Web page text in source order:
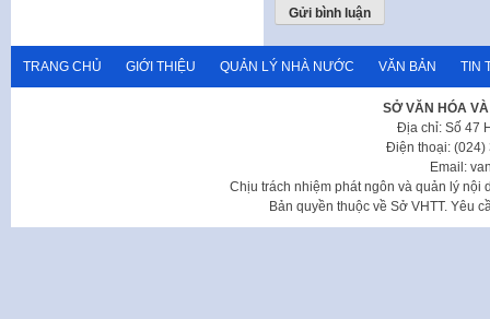
TRANG CHỦ GIỚI THIỆU QUẢN LÝ NHÀ NƯỚC VĂN BẢN TIN
SỞ VĂN HÓA
Địa chỉ: Số 47
Điện thoại: (024)
Email:
Chịu trách nhiệm phát ngôn và quản lý nội
Bản quyền thuộc về Sở VHTT. Yêu